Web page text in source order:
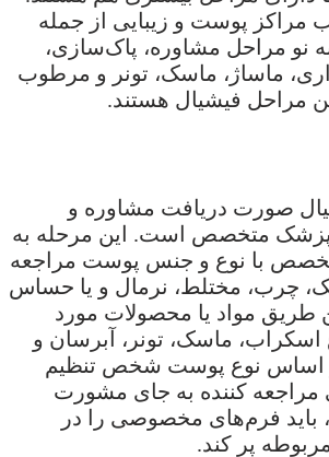
مراکز پوست و زیبایی از جمله
به نو مراحل مشاوره، پاک‌سازی،
ماساژ، ماسک، تونر و مرطوب
مراحل فیشیال هستند.
صورت دریافت مشاوره و
پزشک متخصص است. این مرحله به
با نوع و جنس پوست مراجعه
چرب، مختلط، نرمال و یا حساس
طریق مواد یا محصولات مورد
اسکراب، ماسک، تونر، آبرسان و
اساس نوع پوست شخص تنظیم
مراجعه کننده به جای مشورت
باید فرم‌های مخصوصی را در
پر کند.